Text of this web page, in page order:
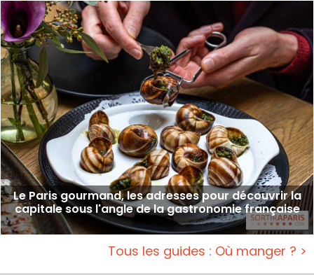
Le Paris gourmand, les adresses pour découvrir la
capitale sous l'angle de la gastronomie française
Tous les guides : Où manger ? >